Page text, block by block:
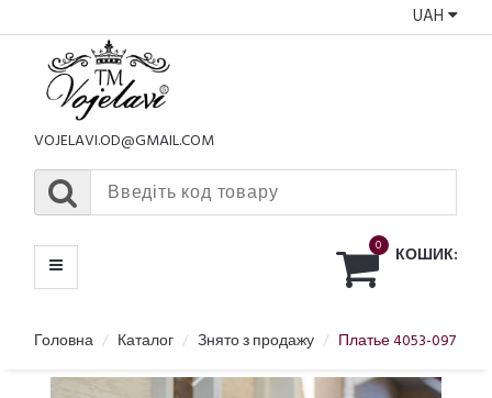
UAH
VOJELAVI.OD@GMAIL.COM
0 КОШИК:
МЕНЮ
Головна Каталог Знято з продажу Платье 4053-097